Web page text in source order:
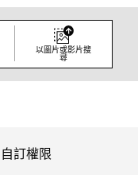
以圖片或影片搜
尋
自訂權限